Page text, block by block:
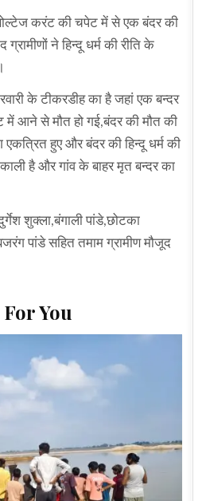
करंट की चपेट में से एक बंदर की
ने हिन्दू धर्म की रीति के
के टीकरडीह का है जहां एक बन्दर
में आने से मौत हो गई,बंदर की मौत की
हुए और बंदर की हिन्दू धर्म की
है और गांव के बाहर मृत बन्दर का
शुक्ला,बंगाली पांडे,छोटका
पांडे सहित तमाम ग्रामीण मौजूद
You